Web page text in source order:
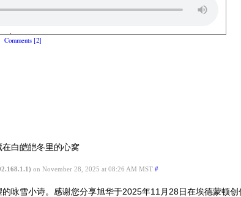
Comments [2]
白皑皑冬里的心窝
on November 28, 2025 at 08:26 AM MST #
咏雪小诗。感谢您分享旭华于2025年11月28日在埃德蒙顿创